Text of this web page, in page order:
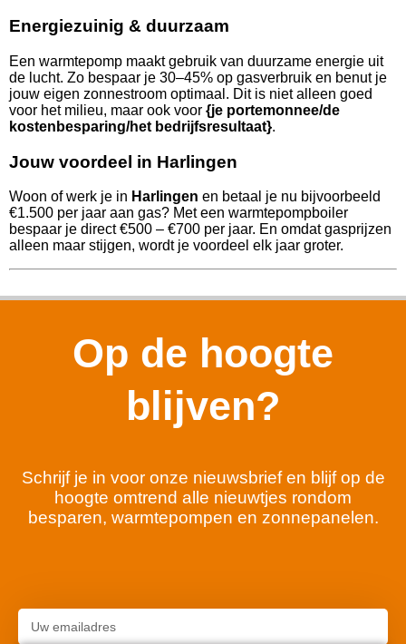
Energiezuinig & duurzaam
Een warmtepomp maakt gebruik van duurzame energie uit
de lucht. Zo bespaar je 30–45% op gasverbruik en benut je
jouw eigen zonnestroom optimaal. Dit is niet alleen goed
voor het milieu, maar ook voor {je portemonnee/de
kostenbesparing/het bedrijfsresultaat}.
Jouw voordeel in Harlingen
Woon of werk je in Harlingen en betaal je nu bijvoorbeeld
€1.500 per jaar aan gas? Met een warmtepompboiler
bespaar je direct €500 – €700 per jaar. En omdat gasprijzen
alleen maar stijgen, wordt je voordeel elk jaar groter.
Op de hoogte
blijven?
Schrijf je in voor onze nieuwsbrief en blijf op de
hoogte omtrend alle nieuwtjes rondom
besparen, warmtepompen en zonnepanelen.